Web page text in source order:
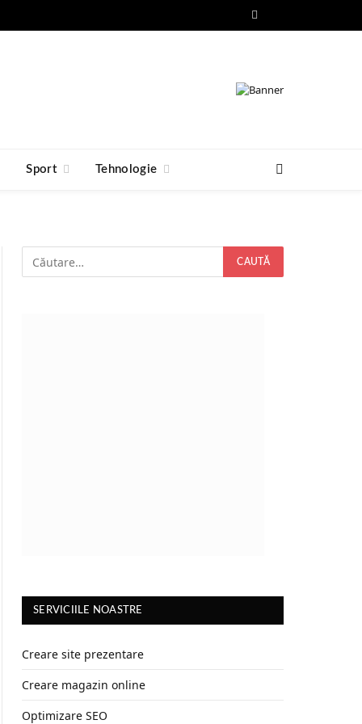
Facebook
Sport Tehnologie
SERVICIILE NOASTRE
Creare site prezentare
Creare magazin online
Optimizare SEO